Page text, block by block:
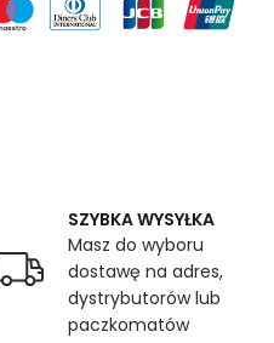
SZYBKA WYSYŁKA
Masz do wyboru
dostawę na adres,
dystrybutorów lub
paczkomatów